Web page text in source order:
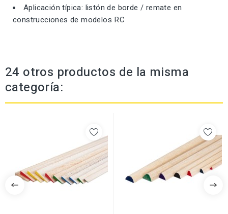
Aplicación típica: listón de borde / remate en
construcciones de modelos RC
24 otros productos de la misma
categoría: